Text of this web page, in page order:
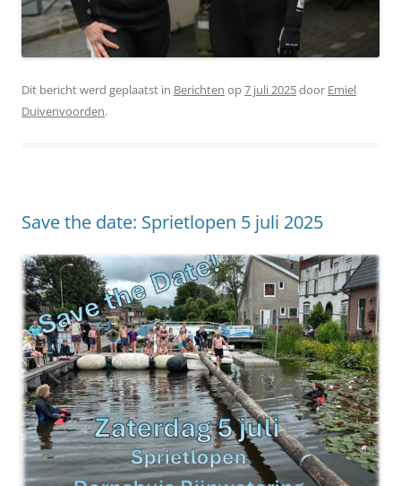
Dit bericht werd geplaatst in Berichten op7 juli 2025door Emiel
Duivenvoorden.
Save the date: Sprietlopen 5 juli 2025